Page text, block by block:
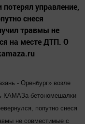
управление,
снеся
травмы не
на месте ДТП. О
- Оренбург» возле
КАМАЗа-бетономешалки
попутно снеся
не совместимые с